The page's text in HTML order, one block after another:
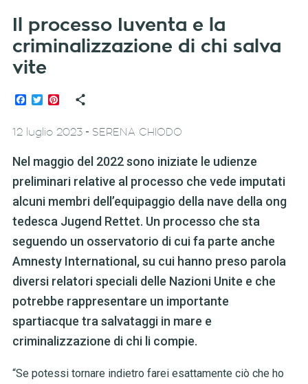
Il processo Iuventa e la
criminalizzazione di chi salva
vite
Facebook
TwitterPinterest
12 luglio 2023- SERENA CHIODO
Nel maggio del 2022 sono iniziate le udienze
preliminari relative al processo che vede imputati
alcuni membri dell’equipaggio della nave della ong
tedesca Jugend Rettet. Un processo che sta
seguendo un osservatorio di cui fa parte anche
Amnesty International, su cui hanno preso parola
diversi relatori speciali delle Nazioni Unite e che
potrebbe rappresentare un importante
spartiacque tra salvataggi in mare e
criminalizzazione di chi li compie.
“Se potessi tornare indietro farei esattamente ciò che ho